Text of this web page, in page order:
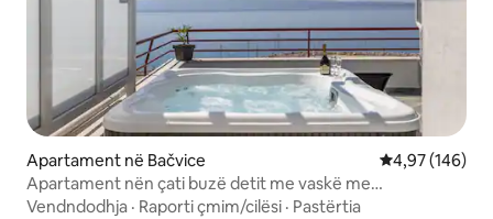
Apartament në Bačvice Vlerësimi
4,97 (146)
Apartament nën çati buzë detit me vaskë me
hidromasazh "SKY LIVING"
Vendndodhja · Raporti çmim/cilësi · Pastërtia